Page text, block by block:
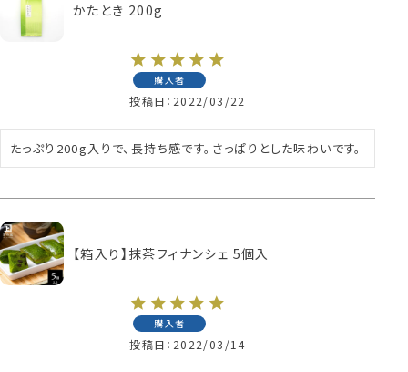
かたとき 200g
購入者
投稿日 2022/03/22
たっぷり200g入りで、長持ち感です。さっぱりとした味わいです。
【箱入り】抹茶フィナンシェ 5個入
購入者
投稿日 2022/03/14